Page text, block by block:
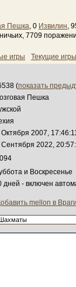
Пешка, 0 Извилин,
7709
игры Текущие игры
(показать
Пешка
Октября 2007,
Сентября 2022,
и Воскресенье
дней - включен
mellon в Враги